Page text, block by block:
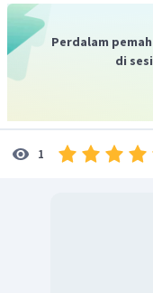
Perdalam
di
1